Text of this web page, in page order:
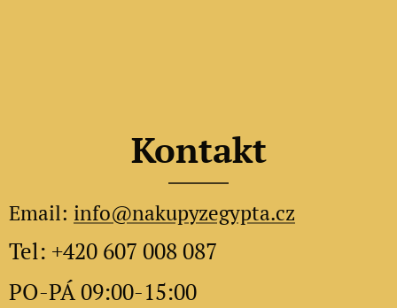
Kontakt
Email: info@nakupyzegypta.cz
Tel: +420 607 008 087
PO-PÁ 09:00-15:00